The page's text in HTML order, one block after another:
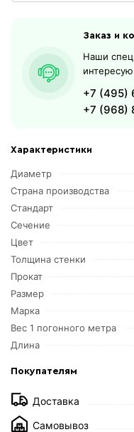
Характеристики
Диаметр
Страна производства
Стандарт
Сечение
Цвет
Толщина стенки
Прокат
Размер
Марка
Вес 1 погонного метра
Длина
Покупателям
Доставка
Самовывоз
Заказ и
Наши
+7 (495)
+7 (968)